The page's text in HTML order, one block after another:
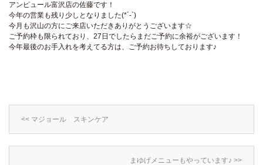
アンピュール富沢店の佐藤です！
今年の営業も残り少しとなりました(*´-`)
今月も沢山の方にご来店いただきありがとうございます☆
ご予約枠も限られており、27日でしたらまだご予約に余裕がございます！
今年最後のお手入れを考えてる方は、ご予約お待ちしております♪
<< マジョール スキンケア
まゆげメニューもやっています♪ >>